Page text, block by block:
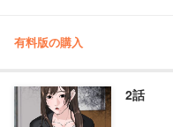
有料版の購入
2話